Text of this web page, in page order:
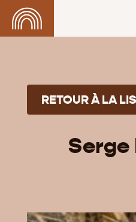
RETOUR À LA
Serge